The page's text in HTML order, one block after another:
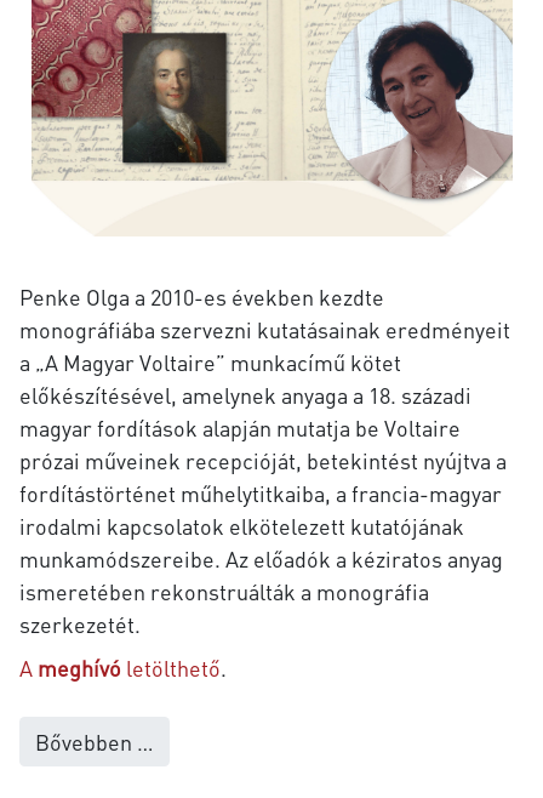
Penke Olga a 2010-es években kezdte
monográfiába szervezni kutatásainak eredményeit
a „A Magyar Voltaire” munkacímű kötet
előkészítésével, amelynek anyaga a 18. századi
magyar fordítások alapján mutatja be Voltaire
prózai műveinek recepcióját, betekintést nyújtva a
fordítástörténet műhelytitkaiba, a francia-magyar
irodalmi kapcsolatok elkötelezett kutatójának
munkamódszereibe. Az előadók a kéziratos anyag
ismeretében rekonstruálták a monográfia
szerkezetét.
A meghívó letölthető.
Bővebben …